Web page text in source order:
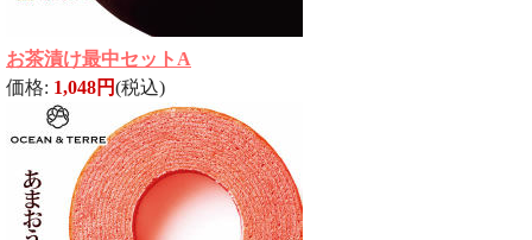
お茶漬け最中セットA
価格: 1,048円(税込)